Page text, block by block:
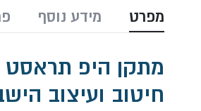
מפרט
מתקן היפ תראסט OutRage Aphrodite
חיטוב ועיצוב
מידע נוסף